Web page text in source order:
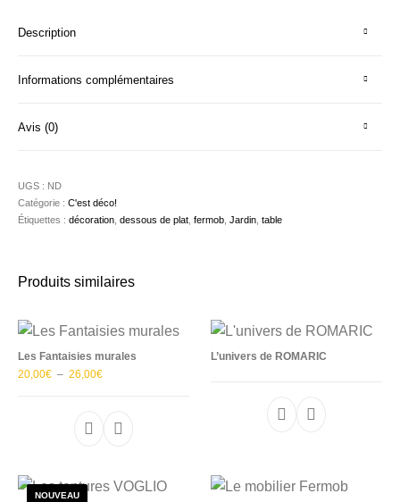
Description
Informations complémentaires
Avis (0)
UGS : ND
Catégorie :C'est déco!
Étiquettes :décoration ,dessous de plat ,fermob ,Jardin ,table
Produits similaires
Les Fantaisies murales
20,00€ – 26,00€Plage de prix : 20,00€ à 26,00€
Ce produit a plusieurs variations. Les options
L’univers de ROMARIC
NOUVEAU